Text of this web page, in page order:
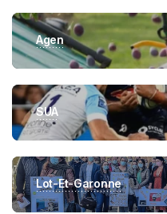
Agen
SUA
Lot-Et-Garonne